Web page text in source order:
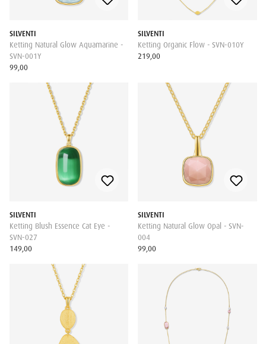
SILVENTI
Ketting Natural Glow Aquamarine -
SVN-001Y
99,00
SILVENTI
Ketting Organic Flow - SVN-010Y
219,00
SILVENTI
Ketting Blush Essence Cat Eye -
SVN-027
149,00
SILVENTI
Ketting Natural Glow Opal - SVN-
004
99,00